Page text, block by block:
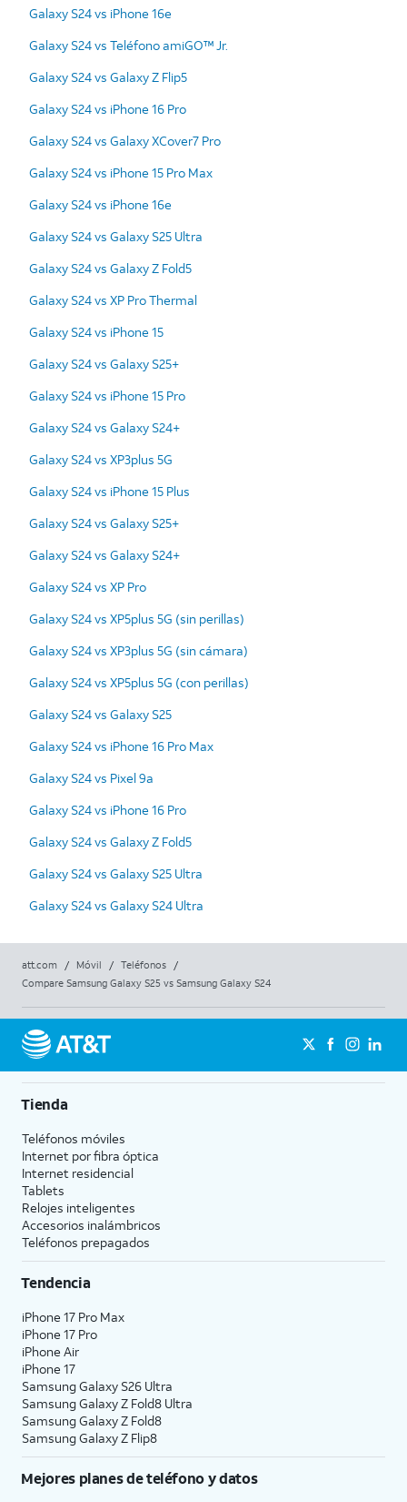
Galaxy S24 vs iPhone 16e
Galaxy S24 vs Teléfono amiGO™ Jr.
Galaxy S24 vs Galaxy Z Flip5
Galaxy S24 vs iPhone 16 Pro
Galaxy S24 vs Galaxy XCover7 Pro
Galaxy S24 vs iPhone 15 Pro Max
Galaxy S24 vs iPhone 16e
Galaxy S24 vs Galaxy S25 Ultra
Galaxy S24 vs Galaxy Z Fold5
Galaxy S24 vs XP Pro Thermal
Galaxy S24 vs iPhone 15
Galaxy S24 vs Galaxy S25+
Galaxy S24 vs iPhone 15 Pro
Galaxy S24 vs Galaxy S24+
Galaxy S24 vs XP3plus 5G
Galaxy S24 vs iPhone 15 Plus
Galaxy S24 vs Galaxy S25+
Galaxy S24 vs Galaxy S24+
Galaxy S24 vs XP Pro
Galaxy S24 vs XP5plus 5G (sin perillas)
Galaxy S24 vs XP3plus 5G (sin cámara)
Galaxy S24 vs XP5plus 5G (con perillas)
Galaxy S24 vs Galaxy S25
Galaxy S24 vs iPhone 16 Pro Max
Galaxy S24 vs Pixel 9a
Galaxy S24 vs iPhone 16 Pro
Galaxy S24 vs Galaxy Z Fold5
Galaxy S24 vs Galaxy S25 Ultra
Galaxy S24 vs Galaxy S24 Ultra
att.com / Móvil / Teléfonos
/
Compare Samsung Galaxy S25 vs Samsung Galaxy S24
Tienda
Teléfonos móviles
Internet por fibra óptica
Internet residencial
Tablets
Relojes inteligentes
Accesorios inalámbricos
Teléfonos prepagados
Tendencia
iPhone 17 Pro Max
iPhone 17 Pro
iPhone Air
iPhone 17
Samsung Galaxy S26 Ultra
Samsung Galaxy Z Fold8 Ultra
Samsung Galaxy Z Fold8
Samsung Galaxy Z Flip8
Mejores planes de teléfono y datos